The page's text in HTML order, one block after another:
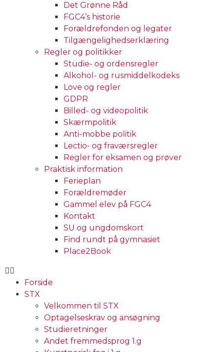
Det Grønne Råd
FGC4’s historie
Forældrefonden og legater
Tilgængelighedserklæring
Regler og politikker
Studie- og ordensregler
Alkohol- og rusmiddelkodeks
Love og regler
GDPR
Billed- og videopolitik
Skærmpolitik
Anti-mobbe politik
Lectio- og fraværsregler
Regler for eksamen og prøver
Praktisk information
Ferieplan
Forældremøder
Gammel elev på FGC4
Kontakt
SU og ungdomskort
Find rundt på gymnasiet
Place2Book
Forside
STX
Velkommen til STX
Optagelseskrav og ansøgning
Studieretninger
Andet fremmedsprog 1.g